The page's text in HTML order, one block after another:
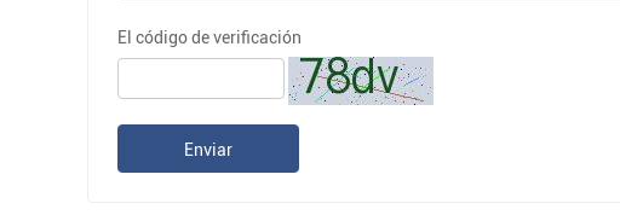
El código de verificación
Enviar